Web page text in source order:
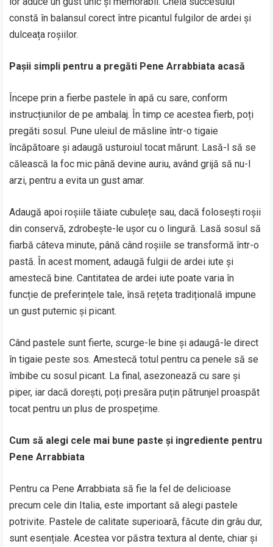
constă în balansul corect între picantul fulgilor de ardei și
dulceața roșiilor.
Pașii simpli pentru a pregăti Pene Arrabbiata acasă
Începe prin a fierbe pastele în apă cu sare, conform
instrucțiunilor de pe ambalaj. În timp ce acestea fierb, poți
pregăti sosul. Pune uleiul de măsline într-o tigaie
încăpătoare și adaugă usturoiul tocat mărunt. Lasă-l să se
călească la foc mic până devine auriu, având grijă să nu-l
arzi, pentru a evita un gust amar.
Adaugă apoi roșiile tăiate cubulețe sau, dacă folosești roșii
din conservă, zdrobește-le ușor cu o lingură. Lasă sosul să
fiarbă câteva minute, până când roșiile se transformă într-o
pastă. În acest moment, adaugă fulgii de ardei iute și
amestecă bine. Cantitatea de ardei iute poate varia în
funcție de preferințele tale, însă rețeta tradițională impune
un gust puternic și picant.
Când pastele sunt fierte, scurge-le bine și adaugă-le direct
în tigaie peste sos. Amestecă totul pentru ca penele să se
îmbibe cu sosul picant. La final, asezonează cu sare și
piper, iar dacă dorești, poți presăra puțin pătrunjel proaspăt
tocat pentru un plus de prospețime.
Cum să alegi cele mai bune paste și ingrediente pentru
Pene Arrabbiata
Pentru ca Pene Arrabbiata să fie la fel de delicioase
precum cele din Italia, este important să alegi pastele
potrivite. Pastele de calitate superioară, făcute din grâu dur,
sunt esențiale. Acestea vor păstra textura al dente, chiar și